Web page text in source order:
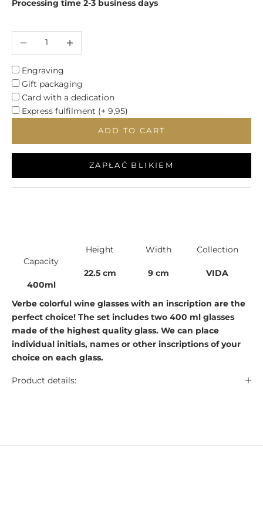
Processing time 2-3 business days
Capacity
400ml
Height
22.5 cm
Width
9 cm
Collection
VIDA
Verbe colorful wine glasses with an inscription are the
perfect choice! The set includes two 400 ml glasses
made of the highest quality glass. We can place
individual initials, names or other inscriptions of your
choice on each glass.
Product details:
Engraving
Gift packaging
Card with a dedication
Express fulfilment (+ 9,95)
Decrease quantity
ADD TO CART
ZAPŁAĆ BLIKIEM